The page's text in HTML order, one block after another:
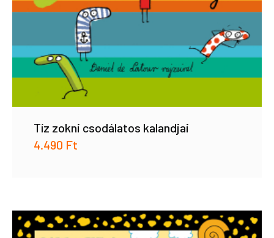
Tíz zokni csodálatos kalandjai
4.490 Ft